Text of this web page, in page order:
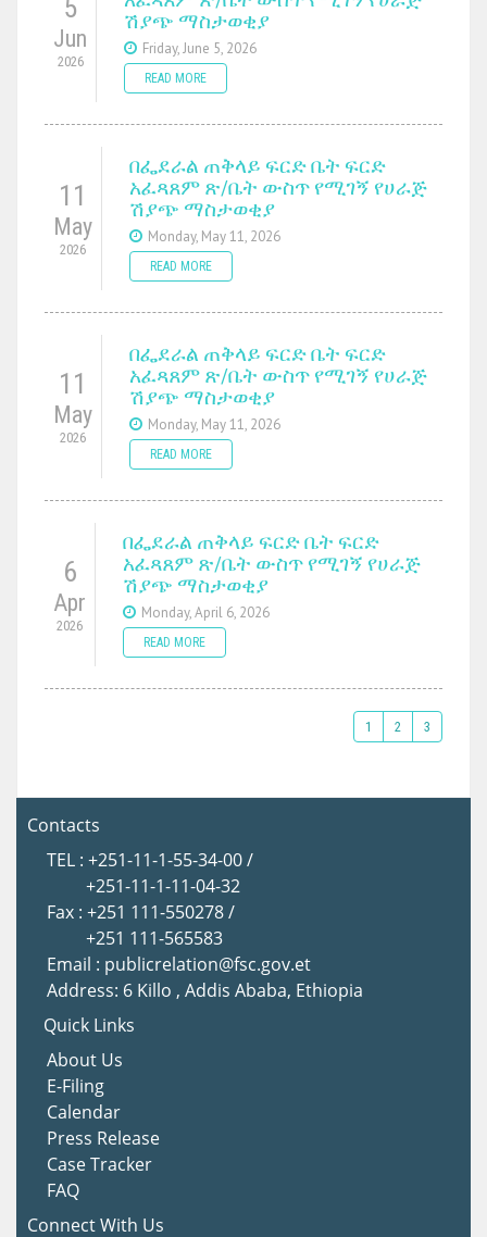
5
Jun
2026
ሽያጭ ማስታወቂያ
Friday, June 5, 2026
READ MORE
11
May
2026
በፌደራል ጠቅላይ ፍርድ ቤት ፍርድ
አፈጻጸም ጽ/ቤት ውስጥ የሚገኝ የሀራጅ
ሽያጭ ማስታወቂያ
Monday, May 11, 2026
READ MORE
11
May
2026
በፌደራል ጠቅላይ ፍርድ ቤት ፍርድ
አፈጻጸም ጽ/ቤት ውስጥ የሚገኝ የሀራጅ
ሽያጭ ማስታወቂያ
Monday, May 11, 2026
READ MORE
6
Apr
2026
በፌደራል ጠቅላይ ፍርድ ቤት ፍርድ
አፈጻጸም ጽ/ቤት ውስጥ የሚገኝ የሀራጅ
ሽያጭ ማስታወቂያ
Monday, April 6, 2026
READ MORE
1 2 3
Contacts
TEL : +251-11-1-55-34-00 /
+251-11-1-11-04-32
Fax : +251 111-550278 /
+251 111-565583
Email : publicrelation@fsc.gov.et
Address: 6 Killo , Addis Ababa, Ethiopia
Quick Links
About Us
E-Filing
Calendar
Press Release
Case Tracker
FAQ
Connect With Us